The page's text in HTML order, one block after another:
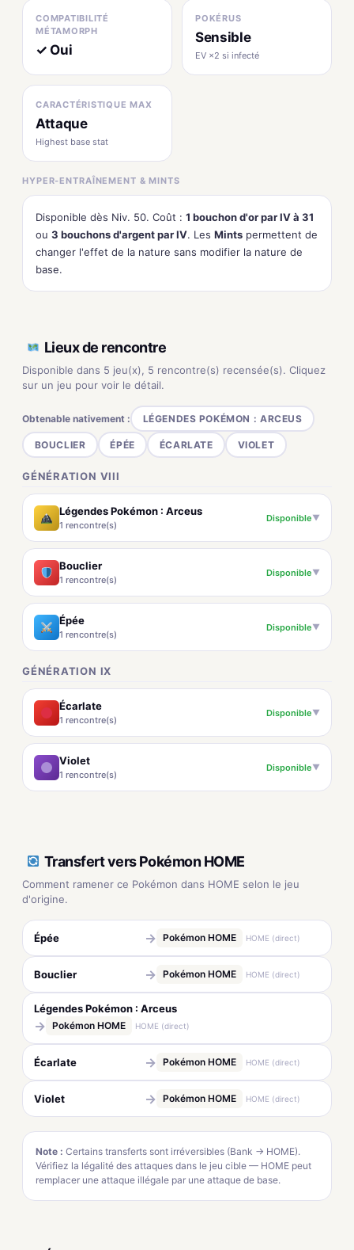
COMPATIBILITÉ
MÉTAMORPH
✓ Oui
POKÉRUS
Sensible
EV ×2 si infecté
CARACTÉRISTIQUE MAX
Attaque
Highest base stat
HYPER-ENTRAÎNEMENT & MINTS
Disponible dès Niv. 50. Coût : 1 bouchon d'or par IV à 31
ou 3 bouchons d'argent par IV. Les Mints permettent de
changer l'effet de la nature sans modifier la nature de
base.
Lieux de rencontre
Disponible dans 5 jeu(x), 5 rencontre(s) recensée(s). Cliquez
sur un jeu pour voir le détail.
Obtenable nativement : LÉGENDES POKÉMON : ARCEUS
BOUCLIER ÉPÉE ÉCARLATE VIOLET
GÉNÉRATION VIII
Légendes Pokémon : Arceus
1 rencontre(s)
Disponible▼
Bouclier
1 rencontre(s)
Disponible▼
Épée
1 rencontre(s)
Disponible▼
GÉNÉRATION IX
Écarlate
1 rencontre(s)
Disponible▼
Violet
1 rencontre(s)
Disponible▼
Transfert vers Pokémon HOME
Comment ramener ce Pokémon dans HOME selon le jeu
d'origine.
Épée → Pokémon HOME HOME (direct)
Bouclier → Pokémon HOME HOME (direct)
Légendes Pokémon : Arceus
→ Pokémon HOME HOME (direct)
Écarlate → Pokémon HOME HOME (direct)
Violet → Pokémon HOME HOME (direct)
Note : Certains transferts sont irréversibles (Bank → HOME).
Vérifiez la légalité des attaques dans le jeu cible — HOME peut
remplacer une attaque illégale par une attaque de base.